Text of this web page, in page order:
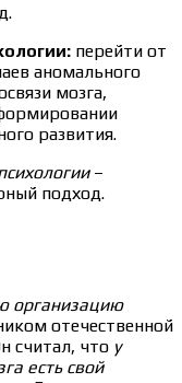
перейти от
аномального
мозга,
развития.
–
подход.
организацию
отечественной
считал, что у
есть свой